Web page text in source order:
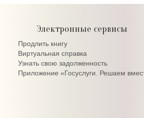
Электронные сервисы
Продлить книгу
Виртуальная справка
Узнать свою задолженность
Приложение «Госуслуги. Решаем